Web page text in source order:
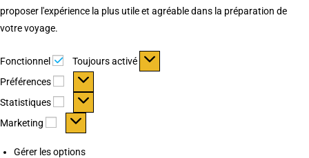
proposer l'expérience la plus utile et agréable dans la préparation de
votre voyage.
Fonctionnel Fonctionnel
Toujours activé
Préférences
Préférences
Statistiques Statistiques
Marketing Marketing
Gérer les options